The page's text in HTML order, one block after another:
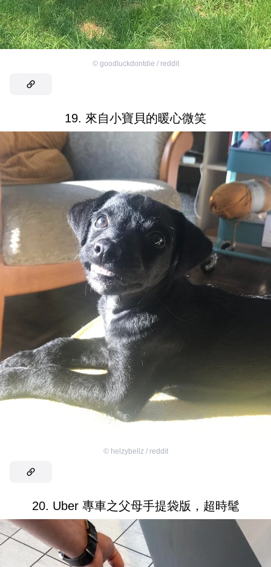
© goodluckdontdie / reddit
19. 來自小寶貝的暖心微笑
© helzybellz / reddit
20. Uber 專車之父母手提袋版，超時髦